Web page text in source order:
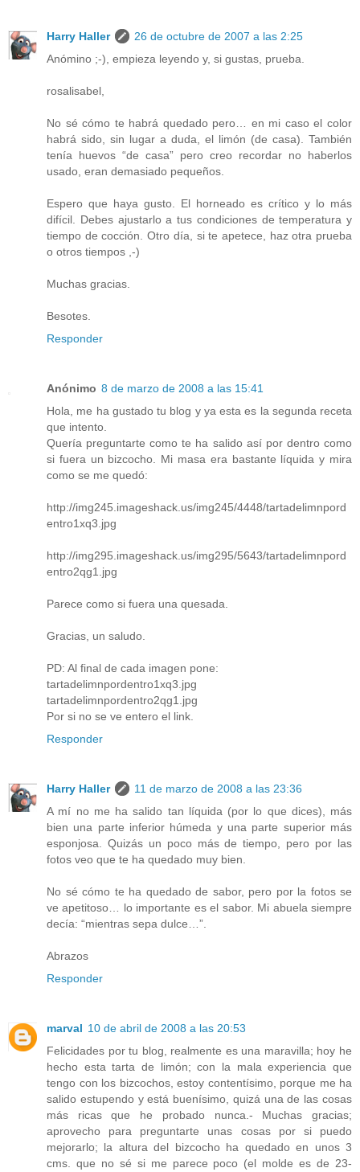
Harry Haller
26 de octubre de 2007 a las 2:25
Anómino ;-), empieza leyendo y, si gustas, prueba.
rosalisabel,
No sé cómo te habrá quedado pero… en mi caso el color
habrá sido, sin lugar a duda, el limón (de casa). También
tenía huevos “de casa” pero creo recordar no haberlos
usado, eran demasiado pequeños.
Espero que haya gusto. El horneado es crítico y lo más
difícil. Debes ajustarlo a tus condiciones de temperatura y
tiempo de cocción. Otro día, si te apetece, haz otra prueba
o otros tiempos ,-)
Muchas gracias.
Besotes.
Responder
Anónimo 8 de marzo de 2008 a las 15:41
Hola, me ha gustado tu blog y ya esta es la segunda receta
que intento.
Quería preguntarte como te ha salido así por dentro como
si fuera un bizcocho. Mi masa era bastante líquida y mira
como se me quedó:
http://img245.imageshack.us/img245/4448/tartadelimnpord
entro1xq3.jpg
http://img295.imageshack.us/img295/5643/tartadelimnpord
entro2qg1.jpg
Parece como si fuera una quesada.
Gracias, un saludo.
PD: Al final de cada imagen pone:
tartadelimnpordentro1xq3.jpg
tartadelimnpordentro2qg1.jpg
Por si no se ve entero el link.
Responder
Harry Haller
11 de marzo de 2008 a las 23:36
A mí no me ha salido tan líquida (por lo que dices), más
bien una parte inferior húmeda y una parte superior más
esponjosa. Quizás un poco más de tiempo, pero por las
fotos veo que te ha quedado muy bien.
No sé cómo te ha quedado de sabor, pero por la fotos se
ve apetitoso… lo importante es el sabor. Mi abuela siempre
decía: “mientras sepa dulce…”.
Abrazos
Responder
marval 10 de abril de 2008 a las 20:53
Felicidades por tu blog, realmente es una maravilla; hoy he
hecho esta tarta de limón; con la mala experiencia que
tengo con los bizcochos, estoy contentísimo, porque me ha
salido estupendo y está buenísimo, quizá una de las cosas
más ricas que he probado nunca.- Muchas gracias;
aprovecho para preguntarte unas cosas por si puedo
mejorarlo; la altura del bizcocho ha quedado en unos 3
cms. que no sé si me parece poco (el molde es de 23-